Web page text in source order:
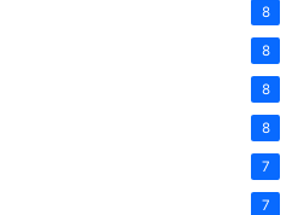
8
8
8
8
7
7